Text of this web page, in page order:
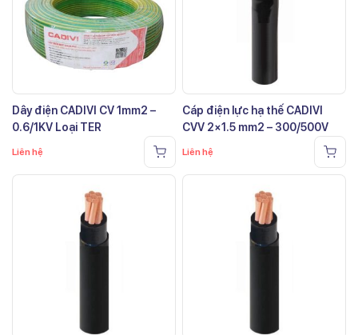
Dây điện CADIVI CV 1mm2 –
0.6/1KV Loại TER
Liên hệ
Cáp điện lực hạ thế CADIVI
CVV 2×1.5 mm2 – 300/500V
Liên hệ